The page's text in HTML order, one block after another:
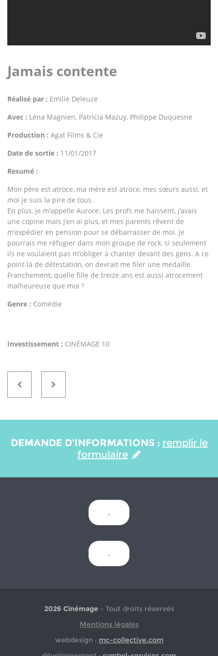
Jamais contente
Réalisé par : Emilie Deleuze
Avec : Léna Magnien, Patricia Mazuy, Philippe Duquesne
Production : Agat Films & Cie
Date de sortie : 11/01/2017
Resumé :
Mon père est atroce, ma mère est atroce, mes sœurs aussi, et
moi je suis la pire de tous.
En plus, je m’appelle Aurore. Les profs me haïssent, j’avais
une copine mais j’en ai plus, et mes parents rêvent de
m’expédier en pension pour se débarrasser de moi. Je
pourrais me réfugier dans mon groupe de rock, si seulement
ils ne voulaient pas m’obliger à chanter devant des gens. A ce
point-là de détestation, on devrait me filer une médaille.
Franchement, quelle fille de treize ans est aussi atrocement
malheureuse que moi ?
Genre : Comédie
Investissement : CINÉMAGE 10
DEMANDE D'INFORMATIONS : remplir le
formulaire
.
.
2026 Cinémage - Tout droits réservés
Mentions légales
webdesign : mc-collective.com